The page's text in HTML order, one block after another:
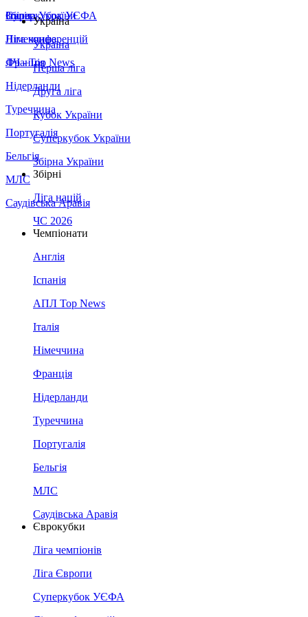
Збірна України
Італія
Німеччина
Франція
Нідерланди
Туреччина
Португалія
Бельгія
МЛС
Саудівська Аравія
Суперкубок УЄФА
Ліга конференцій
ЛЧ - Top News
Україна
Україна
Перша ліга
Друга ліга
Кубок України
Суперкубок України
Збірна України
Збірні
Ліга націй
ЧС 2026
Чемпіонати
Англія
Іспанія
АПЛ Top News
Італія
Німеччина
Франція
Нідерланди
Туреччина
Португалія
Бельгія
МЛС
Саудівська Аравія
Єврокубки
Ліга чемпіонів
Ліга Європи
Суперкубок УЄФА